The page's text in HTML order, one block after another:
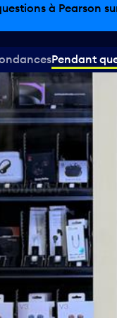
à Pearson
Pendant